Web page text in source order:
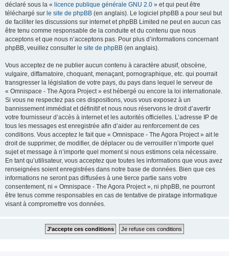
déclaré sous la « licence publique générale GNU 2.0 » et qui peut être
téléchargé sur le site de phpBB (en anglais). Le logiciel phpBB a pour seul but
de faciliter les discussions sur internet et phpBB Limited ne peut en aucun cas
être tenu comme responsable de la conduite et du contenu que nous
acceptons et que nous n’acceptons pas. Pour plus d’informations concernant
phpBB, veuillez consulter le site de phpBB (en anglais).
Vous acceptez de ne publier aucun contenu à caractère abusif, obscène,
vulgaire, diffamatoire, choquant, menaçant, pornographique, etc. qui pourrait
transgresser la législation de votre pays, du pays dans lequel le serveur de
« Omnispace - The Agora Project » est hébergé ou encore la loi internationale.
Si vous ne respectez pas ces dispositions, vous vous exposez à un
bannissement immédiat et définitif et nous nous réservons le droit d’avertir
votre fournisseur d’accès à internet et les autorités officielles. L’adresse IP de
tous les messages est enregistrée afin d’aider au renforcement de ces
conditions. Vous acceptez le fait que « Omnispace - The Agora Project » ait le
droit de supprimer, de modifier, de déplacer ou de verrouiller n’importe quel
sujet et message à n’importe quel moment si nous estimons cela nécessaire.
En tant qu’utilisateur, vous acceptez que toutes les informations que vous avez
renseignées soient enregistrées dans notre base de données. Bien que ces
informations ne seront pas diffusées à une tierce partie sans votre
consentement, ni « Omnispace - The Agora Project », ni phpBB, ne pourront
être tenus comme responsables en cas de tentative de piratage informatique
visant à compromettre vos données.